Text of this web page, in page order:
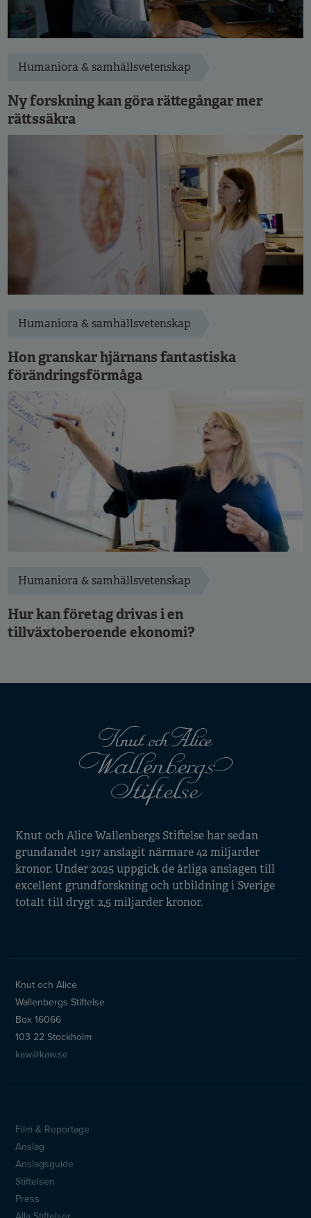
Humaniora & samhällsvetenskap
Ny forskning kan göra rättegångar mer
rättssäkra
Humaniora & samhällsvetenskap
Hon granskar hjärnans fantastiska
förändringsförmåga
Humaniora & samhällsvetenskap
Hur kan företag drivas i en
tillväxtoberoende ekonomi?
Knut och Alice Wallenbergs Stiftelse har sedan
grundandet 1917 anslagit närmare 42 miljarder
kronor. Under 2025 uppgick de årliga anslagen till
excellent grundforskning och utbildning i Sverige
totalt till drygt 2,5 miljarder kronor.
Knut och Alice
Wallenbergs Stiftelse
Box 16066
103 22 Stockholm
kaw@kaw.se
Sidfotsmeny
Film & Reportage
Anslag
Anslagsguide
Stiftelsen
Press